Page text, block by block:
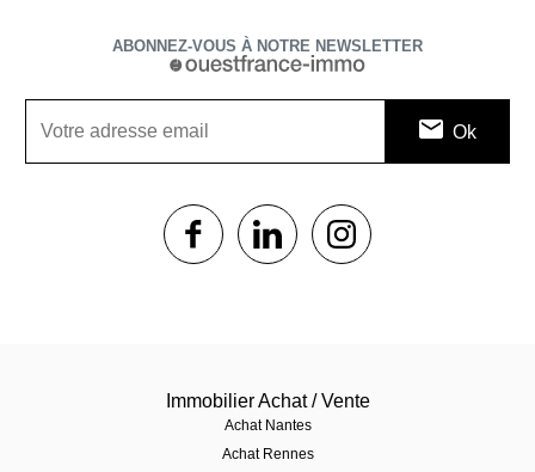
ABONNEZ-VOUS À NOTRE NEWSLETTER
1$s 1$s
Immobilier Achat / Vente
Achat Nantes
Achat Rennes